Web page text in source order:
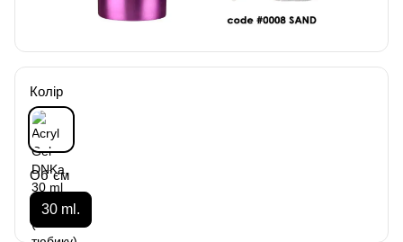
Колір
Об`єм
30 ml.